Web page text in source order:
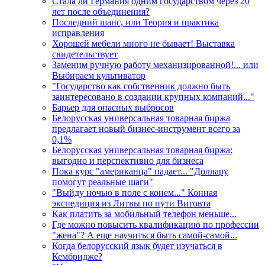
лет после объединения?
Последний шанс, или Теория и практика
исправления
Хорошей мебели много не бывает! Выставка
свидетельствует
Заменим ручную работу механизированной!... или
Выбираем культиватор
"Государство как собственник должно быть
заинтересовано в создании крупных компаний..."
Барьер для опасных выбросов
Белорусская универсальная товарная биржа
предлагает новый бизнес-инструмент всего за
0,1%
Белорусская универсальная товарная биржа:
выгодно и перспективно для бизнеса
Пока курс "американца" падает... "Доллару
помогут реальные шаги"
"Выйду ночью в поле с конем..." Конная
экспедиция из Литвы по пути Витовта
Как платить за мобильный телефон меньше...
Где можно повысить квалификацию по профессии
"жена"? А еще научиться быть самой-самой...
Когда белорусский язык будет изучаться в
Кембридже?